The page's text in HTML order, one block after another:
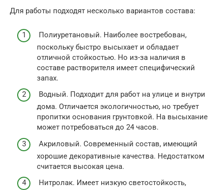
Для работы подходят несколько вариантов состава:
Полиуретановый. Наиболее востребован,
поскольку быстро высыхает и обладает
отличной стойкостью. Но из-за наличия в
составе растворителя имеет специфический
запах.
Водный. Подходит для работ на улице и внутри
дома. Отличается экологичностью, но требует
пропитки основания грунтовкой. На высыхание
может потребоваться до 24 часов.
Акриловый. Современный состав, имеющий
хорошие декоративные качества. Недостатком
считается высокая цена.
Нитролак. Имеет низкую светостойкость,